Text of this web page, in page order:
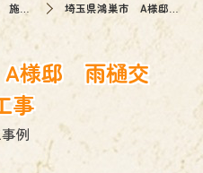
施工事例 埼玉県鴻巣市 A様邸 雨樋交換工事
例
様邸 雨樋交
事